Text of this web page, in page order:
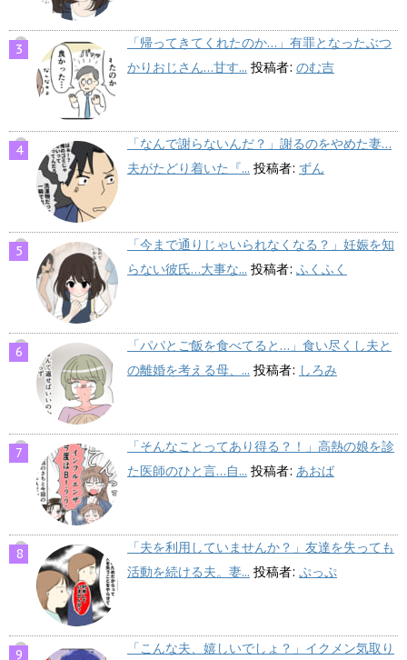
「帰ってきてくれたのか…」有罪となったぶつ
かりおじさん…甘す... 投稿者: のむ吉
「なんで謝らないんだ？」謝るのをやめた妻…
夫がたどり着いた『... 投稿者: ずん
「今まで通りじゃいられなくなる？」妊娠を知
らない彼氏…大事な... 投稿者: ふくふく
「パパとご飯を食べてると…」食い尽くし夫と
の離婚を考える母、... 投稿者: しろみ
「そんなことってあり得る？！」高熱の娘を診
た医師のひと言…自... 投稿者: あおば
「夫を利用していませんか？」友達を失っても
活動を続ける夫。妻... 投稿者: ぷっぷ
「こんな夫、嬉しいでしょ？」イクメン気取り